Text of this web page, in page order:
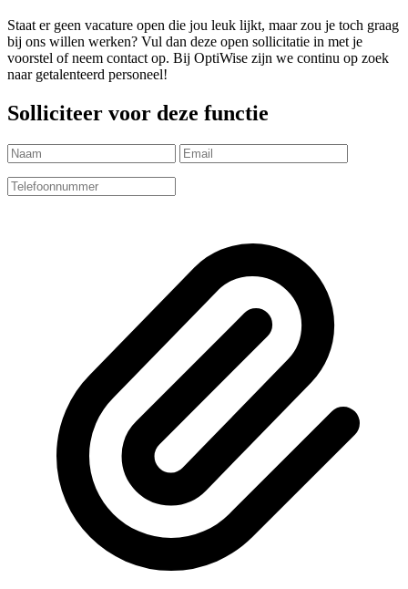
Staat er geen vacature open die jou leuk lijkt, maar zou je toch graag
bij ons willen werken? Vul dan deze open sollicitatie in met je
voorstel of neem contact op. Bij OptiWise zijn we continu op zoek
naar getalenteerd personeel!
Solliciteer voor deze functie